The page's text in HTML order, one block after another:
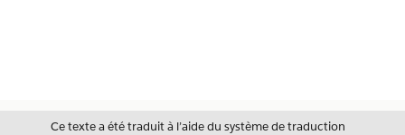
Ce texte a été traduit à l’aide du système de traduction